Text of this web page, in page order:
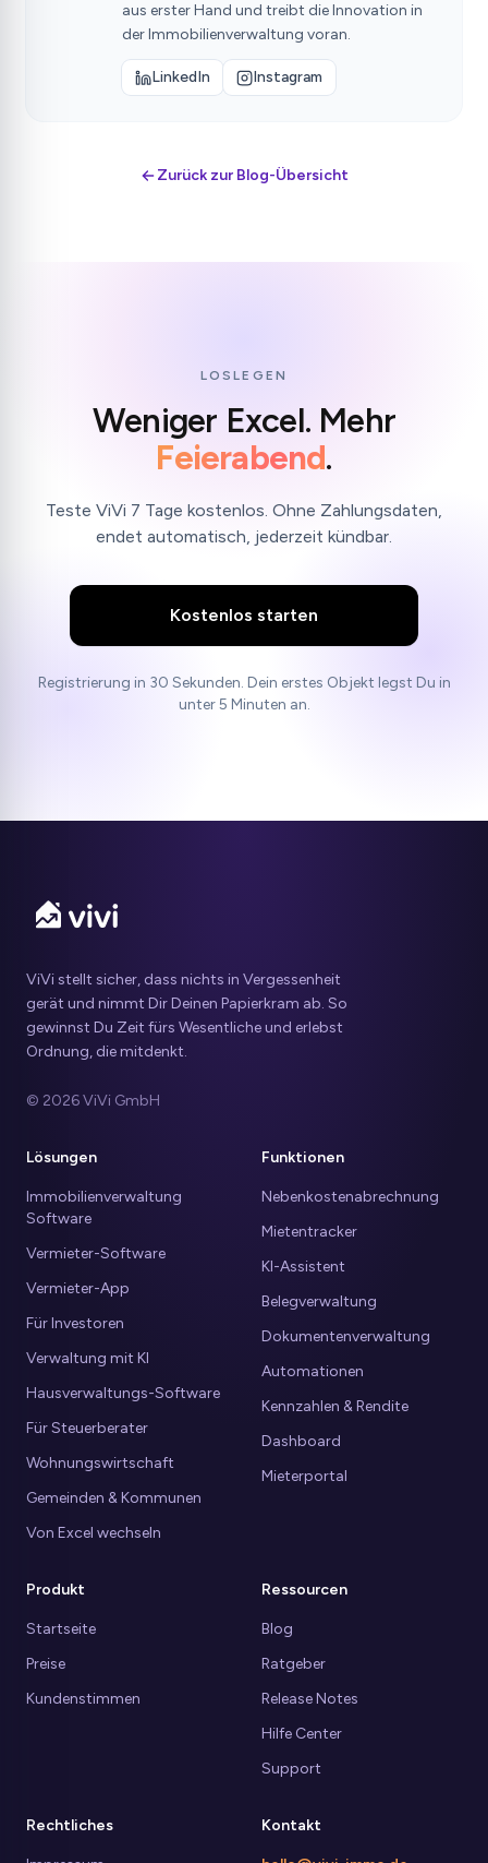
aus erster Hand und treibt die Innovation in
der Immobilienverwaltung voran.
LinkedIn Instagram
Zurück zur Blog-Übersicht
LOSLEGEN
Weniger Excel. Mehr
Feierabend.
Teste ViVi 7 Tage kostenlos. Ohne Zahlungsdaten,
endet automatisch, jederzeit kündbar.
Kostenlos starten
Registrierung in 30 Sekunden. Dein erstes Objekt legst Du in
unter 5 Minuten an.
ViVi stellt sicher, dass nichts in Vergessenheit
gerät und nimmt Dir Deinen Papierkram ab. So
gewinnst Du Zeit fürs Wesentliche und erlebst
Ordnung, die mitdenkt.
© 2026 ViVi GmbH
Produkt
Startseite
Preise
Kundenstimmen
Funktionen
Nebenkostenabrechnung
Mietentracker
KI-Assistent
Belegverwaltung
Dokumentenverwaltung
Automationen
Kennzahlen & Rendite
Dashboard
Mieterportal
Lösungen
Immobilienverwaltung
Software
Vermieter-Software
Vermieter-App
Für Investoren
Verwaltung mit KI
Hausverwaltungs-Software
Für Steuerberater
Wohnungswirtschaft
Gemeinden & Kommunen
Von Excel wechseln
Ressourcen
Blog
Ratgeber
Release Notes
Hilfe Center
Support
Rechtliches Kontakt